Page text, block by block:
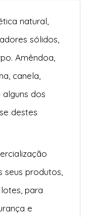
natural,
sólidos,
Amêndoa,
canela,
dos
destes
seus produtos,
para
e